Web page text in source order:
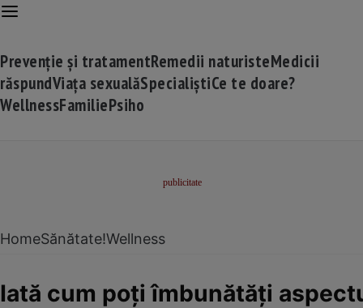
Prevenție și tratamentRemedii naturisteMedicii
răspundViața sexualăSpecialiștiCe te doare?
WellnessFamiliePsiho
HomeSănătate!Wellness
Iată cum poţi îmbunătăţi